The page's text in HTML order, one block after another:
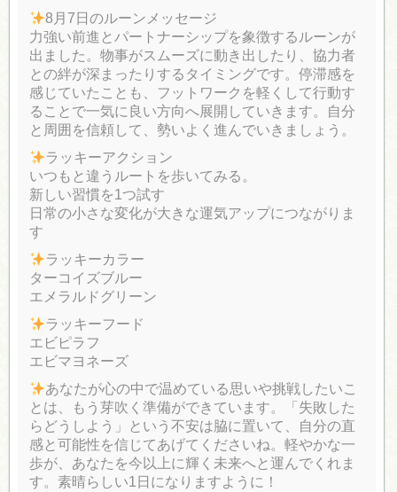
8月7日のルーンメッセージ
力強い前進とパートナーシップを象徴するルーンが
出ました。物事がスムーズに動き出したり、協力者
との絆が深まったりするタイミングです。停滞感を
感じていたことも、フットワークを軽くして行動す
ることで一気に良い方向へ展開していきます。自分
と周囲を信頼して、勢いよく進んでいきましょう。
ラッキーアクション
いつもと違うルートを歩いてみる。
新しい習慣を1つ試す
日常の小さな変化が大きな運気アップにつながりま
す
ラッキーカラー
ターコイズブルー
エメラルドグリーン
ラッキーフード
エビピラフ
エビマヨネーズ
あなたが心の中で温めている思いや挑戦したいこ
とは、もう芽吹く準備ができています。「失敗した
らどうしよう」という不安は脇に置いて、自分の直
感と可能性を信じてあげてくださいね。軽やかな一
歩が、あなたを今以上に輝く未来へと運んでくれま
す。素晴らしい1日になりますように！